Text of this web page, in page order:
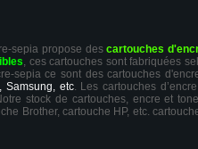
sepia propose descartouches
, ces cartouches sont fabriquées
sepia ce sont des cartouches
Samsung, etc. Les cartouches
stock de cartouches, encre et
Brother, cartouche HP, etc.